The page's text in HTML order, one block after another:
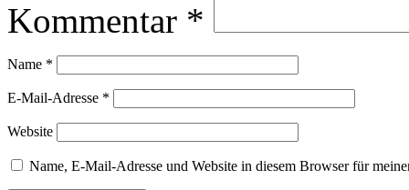
Kommentar *
Name *
E-Mail-Adresse *
Website
Name, E-Mail-Adresse und Website in diesem Browser für